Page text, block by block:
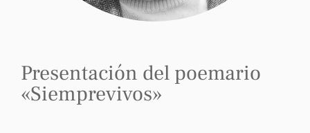
Presentación del poemario
«Siemprevivos»